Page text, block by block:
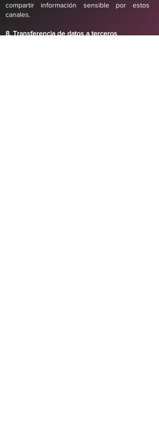
compartir información sensible por estos
canales.
8. Transferencia de datos a terceros